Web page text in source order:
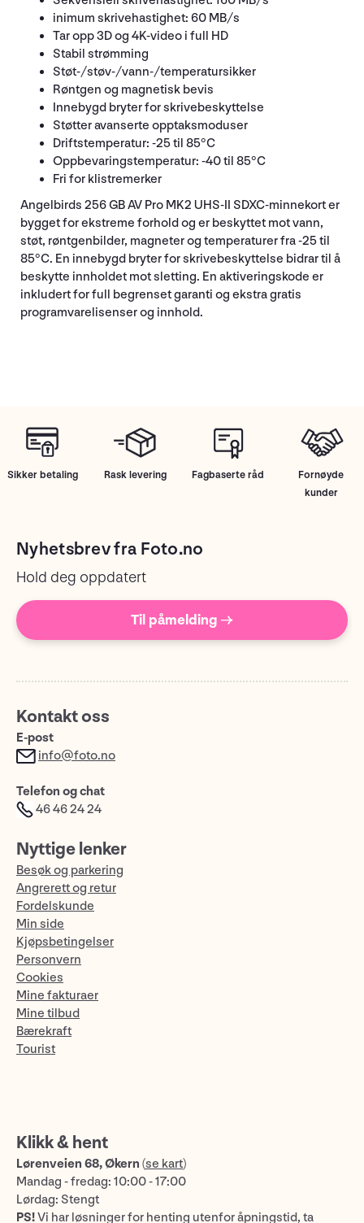
inimum skrivehastighet: 60 MB/s
Tar opp 3D og 4K-video i full HD
Stabil strømming
Støt-/støv-/vann-/temperatursikker
Røntgen og magnetisk bevis
Innebygd bryter for skrivebeskyttelse
Støtter avanserte opptaksmoduser
Driftstemperatur: -25 til 85°C
Oppbevaringstemperatur: -40 til 85°C
Fri for klistremerker
Angelbirds 256 GB AV Pro MK2 UHS-II SDXC-minnekort er
bygget for ekstreme forhold og er beskyttet mot vann,
støt, røntgenbilder, magneter og temperaturer fra -25 til
85°C. En innebygd bryter for skrivebeskyttelse bidrar til å
beskytte innholdet mot sletting. En aktiveringskode er
inkludert for full begrenset garanti og ekstra gratis
programvarelisenser og innhold.
Sikker betaling Rask levering Fagbaserte råd
Fornøyde
kunder
Nyhetsbrev fra Foto.no
Hold deg oppdatert
Til påmelding →
Kontakt oss
E-post
info@foto.no
Telefon og chat
46 46 24 24
Nyttige lenker
Besøk og parkering
Angrerett og retur
Fordelskunde
Min side
Kjøpsbetingelser
Personvern
Cookies
Mine fakturaer
Mine tilbud
Bærekraft
Tourist
Klikk & hent
Lørenveien 68, Økern (se kart)
Mandag - fredag: 10:00 - 17:00
Lørdag: Stengt
PS!Vi har løsninger for henting utenfor åpningstid, ta